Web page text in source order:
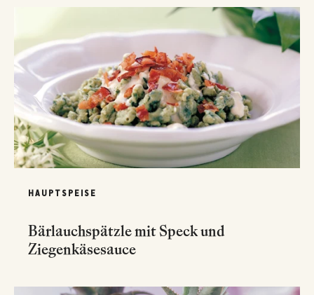
HAUPTSPEISE
Bärlauchspätzle mit Speck und
Ziegenkäsesauce